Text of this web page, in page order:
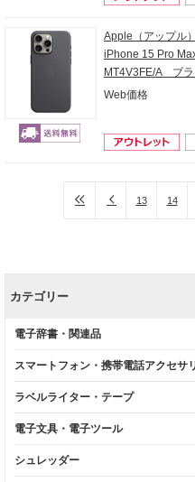
Apple（アップル）
iPhone 15 Pro
MT4V3FE/A ブラ
Web価格
13 14
カテゴリー
電子辞書・関連品
スマートフォン・携帯電話アクセサ
ラベルライター・テープ
電子文具・電子ツール
シュレッダー